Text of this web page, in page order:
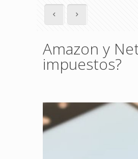
Amazon y
impuestos?